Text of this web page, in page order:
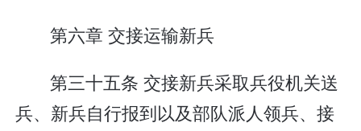
第六章 交接运输新兵
第三十五条 交接新兵采取兵役机关送
兵、新兵自行报到以及部队派人领兵、接